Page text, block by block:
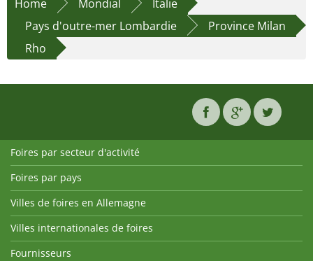
Home Mondial
Italie
Pays d'outre-mer Lombardie
Province Milan
Rho
Foires par secteur d'activité
Foires par pays
Villes de foires en Allemagne
Villes internationales de foires
Fournisseurs